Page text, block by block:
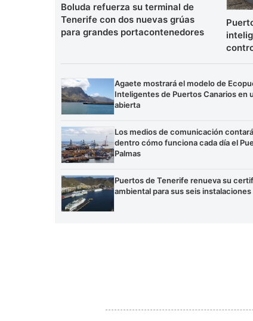
Boluda refuerza su terminal de
Tenerife con dos nuevas grúas
para grandes portacontenedores
Agaete mostrará el modelo de
Inteligentes de Puertos Canarios en
abierta
Los medios de comunicación
dentro cómo funciona cada día el
Palmas
Puertos de Tenerife renueva su
ambiental para sus seis instalaciones